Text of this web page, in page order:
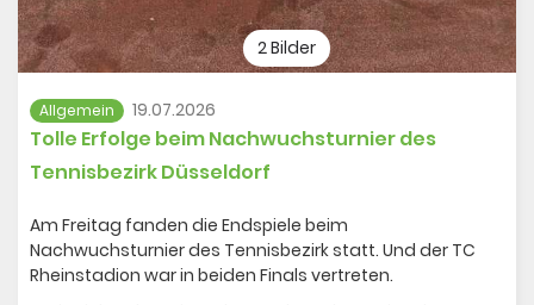
Galerie öffnen 2 Bilder
Allgemein 19.07.2026
Tolle Erfolge beim Nachwuchsturnier des
Tennisbezirk Düsseldorf
Am Freitag fanden die Endspiele beim
Nachwuchsturnier des Tennisbezirk statt. Und der TC
Rheinstadion war in beiden Finals vertreten.